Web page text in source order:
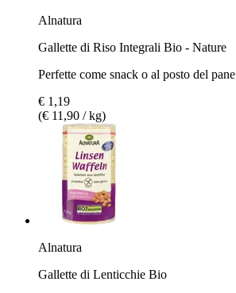
Alnatura
Gallette di Riso Integrali Bio - Nature
Perfette come snack o al posto del pane
€ 1,19
(€ 11,90 / kg)
Alnatura
Gallette di Lenticchie Bio